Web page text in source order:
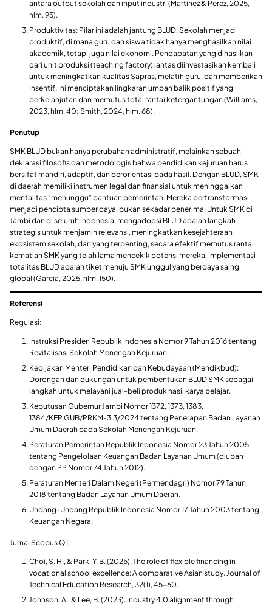
antara output sekolah dan input industri (Martinez & Perez, 2025,
hlm. 95).
Produktivitas: Pilar ini adalah jantung BLUD. Sekolah menjadi
produktif, di mana guru dan siswa tidak hanya menghasilkan nilai
akademik, tetapi juga nilai ekonomi. Pendapatan yang dihasilkan
dari unit produksi (teaching factory) lantas diinvestasikan kembali
untuk meningkatkan kualitas Sapras, melatih guru, dan memberikan
insentif. Ini menciptakan lingkaran umpan balik positif yang
berkelanjutan dan memutus total rantai ketergantungan (Williams,
2023, hlm. 40; Smith, 2024, hlm. 68).
Penutup
​SMK BLUD bukan hanya perubahan administratif, melainkan sebuah
deklarasi filosofis dan metodologis bahwa pendidikan kejuruan harus
bersifat mandiri, adaptif, dan berorientasi pada hasil. Dengan BLUD, SMK
di daerah memiliki instrumen legal dan finansial untuk meninggalkan
mentalitas “menunggu” bantuan pemerintah. Mereka bertransformasi
menjadi pencipta sumber daya, bukan sekadar penerima. Untuk SMK di
Jambi dan di seluruh Indonesia, mengadopsi BLUD adalah langkah
strategis untuk menjamin relevansi, meningkatkan kesejahteraan
ekosistem sekolah, dan yang terpenting, secara efektif memutus rantai
kematian SMK yang telah lama mencekik potensi mereka. Implementasi
totalitas BLUD adalah tiket menuju SMK unggul yang berdaya saing
global (Garcia, 2025, hlm. 150).
Referensi
Regulasi:
​Instruksi Presiden Republik Indonesia Nomor 9 Tahun 2016 tentang
Revitalisasi Sekolah Menengah Kejuruan.
​Kebijakan Menteri Pendidikan dan Kebudayaan (Mendikbud):
Dorongan dan dukungan untuk pembentukan BLUD SMK sebagai
langkah untuk melayani jual-beli produk hasil karya pelajar.
​Keputusan Gubernur Jambi Nomor 1372, 1373, 1383,
1384/KEP.GUB/PRKM-3.3/2024 tentang Penerapan Badan Layanan
Umum Daerah pada Sekolah Menengah Kejuruan.
​Peraturan Pemerintah Republik Indonesia Nomor 23 Tahun 2005
tentang Pengelolaan Keuangan Badan Layanan Umum (diubah
dengan PP Nomor 74 Tahun 2012).
​Peraturan Menteri Dalam Negeri (Permendagri) Nomor 79 Tahun
2018 tentang Badan Layanan Umum Daerah.
​Undang-Undang Republik Indonesia Nomor 17 Tahun 2003 tentang
Keuangan Negara.
​Jurnal Scopus Q1:
​Choi, S. H., & Park, Y. B. (2025). The role of flexible financing in
vocational school excellence: A comparative Asian study. Journal of
Technical Education Research, 32(1), 45-60.
Johnson, A., & Lee, B. (2023). Industry 4.0 alignment through